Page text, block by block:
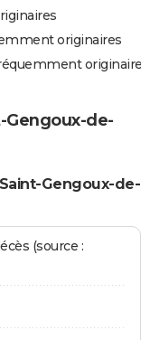
originaires
originaires
Gengoux-de-
Gengoux-de-
(source :